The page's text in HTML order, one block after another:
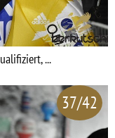
...
37/42